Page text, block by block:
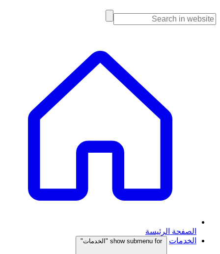
الصفحة الرئيسة
الخدمات
show submenu for "الخدمات"